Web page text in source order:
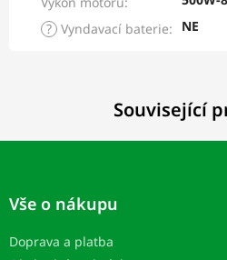
Související
? Vyndavací baterie: NE
Z
Vše o nákupu
Doprava a platba